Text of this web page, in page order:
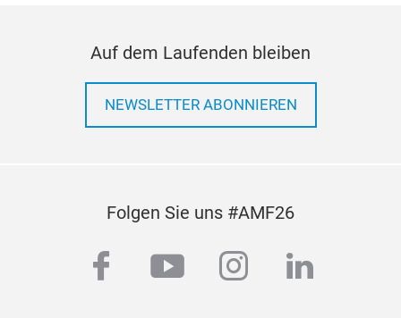
Auf dem Laufenden bleiben
NEWSLETTER ABONNIEREN
Folgen Sie uns #AMF26
facebook
youtubeinstagram
linkedin